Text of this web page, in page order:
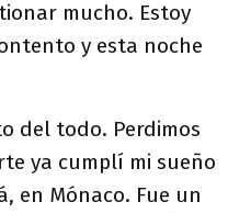
mucho. Estoy
y esta noche
del todo. Perdimos
ya cumplí mi sueño
en Mónaco. Fue un